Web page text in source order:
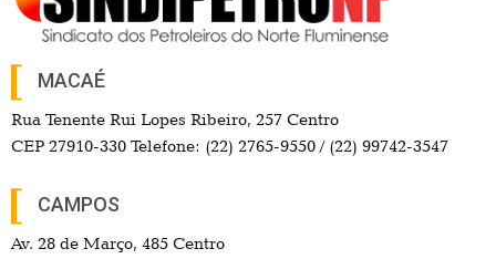
MACAÉ
Rua Tenente Rui Lopes Ribeiro, 257 Centro
CEP 27910-330 Telefone: (22) 2765-9550 / (22) 99742-3547
CAMPOS
Av. 28 de Março, 485 Centro